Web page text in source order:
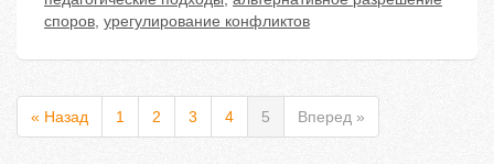
споров, урегулирование конфликтов
« Назад 1 2 3 4 5 Вперед »